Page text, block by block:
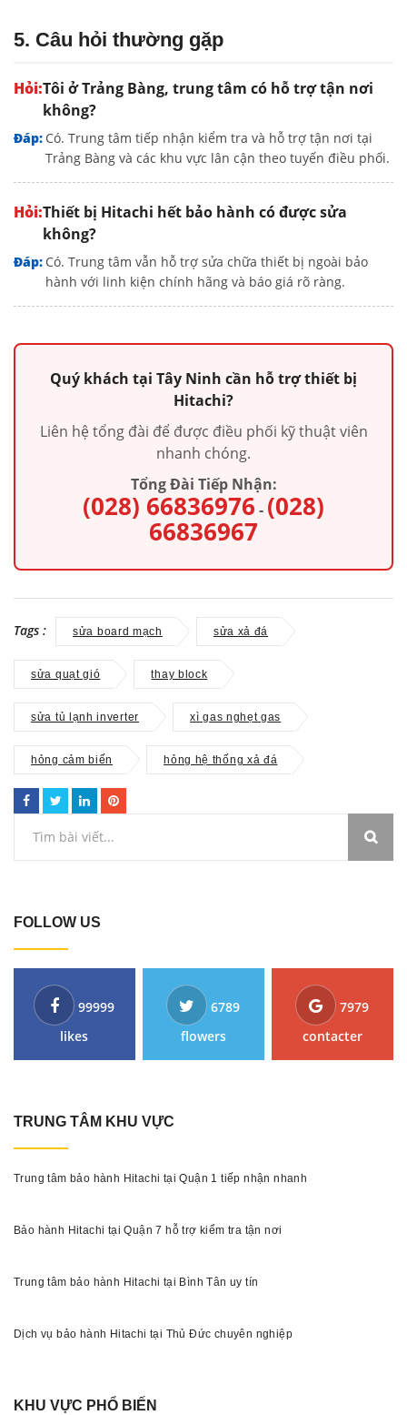
5. Câu hỏi thường gặp
Tôi ở Trảng Bàng, trung tâm có hỗ trợ tận nơi
không?
Có. Trung tâm tiếp nhận kiểm tra và hỗ trợ tận nơi tại
Trảng Bàng và các khu vực lân cận theo tuyến điều phối.
Thiết bị Hitachi hết bảo hành có được sửa
không?
Có. Trung tâm vẫn hỗ trợ sửa chữa thiết bị ngoài bảo
hành với linh kiện chính hãng và báo giá rõ ràng.
Quý khách tại Tây Ninh cần hỗ trợ thiết bị
Hitachi?
Liên hệ tổng đài để được điều phối kỹ thuật viên
nhanh chóng.
Tổng Đài Tiếp Nhận:
(028) 66836976 - (028)
66836967
Tags : sửa board mạch sửa xả đá
sửa quạt gió thay block
sửa tủ lạnh inverter xì gas nghẹt gas
hỏng cảm biến hỏng hệ thống xả đá
FOLLOW US
99999
likes
6789
flowers
7979
contacter
TRUNG TÂM KHU VỰC
Trung tâm bảo hành Hitachi tại Quận 1 tiếp nhận nhanh
Bảo hành Hitachi tại Quận 7 hỗ trợ kiểm tra tận nơi
Trung tâm bảo hành Hitachi tại Bình Tân uy tín
Dịch vụ bảo hành Hitachi tại Thủ Đức chuyên nghiệp
KHU VỰC PHỔ BIẾN